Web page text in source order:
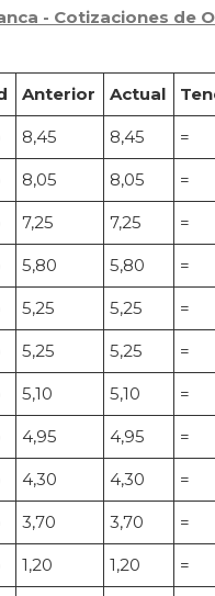
- Cotizaciones de
Anterior Actual
8,45 8,45 =
8,05 8,05 =
7,25 7,25 =
5,80 5,80 =
5,25 5,25 =
5,25 5,25 =
5,10 5,10 =
4,95 4,95 =
4,30 4,30 =
3,70 3,70 =
1,20 1,20 =